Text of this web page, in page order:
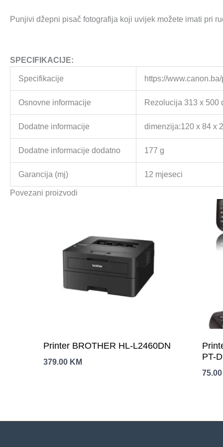
Punjivi džepni pisač fotografija koji uvijek možete imati pri
SPECIFIKACIJE:
Specifikacije https://
Osnovne informacije Rezolucija 313 x 500
Dodatne informacije dimenzija:120 x 84 x
Dodatne informacije dodatno 177 g
Garancija (mj) 12 mjeseci
Povezani proizvodi
Printer BROTHER HL-L2460DN
379.00 KM
PT-